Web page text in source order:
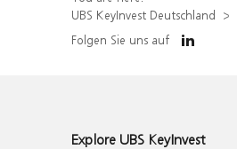
UBS KeyInvest Deutschland
Folgen Sie uns auf
Explore UBS KeyInvest